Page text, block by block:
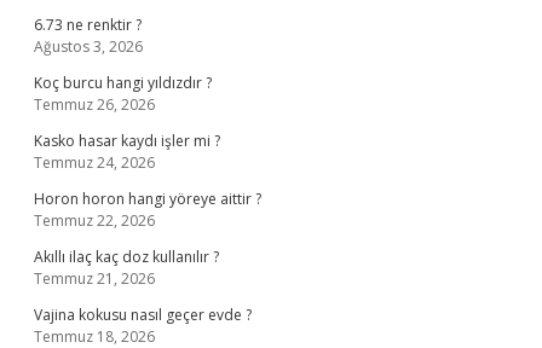
6.73 ne renktir ?
Ağustos 3, 2026
Koç burcu hangi yıldızdır ?
Temmuz 26, 2026
Kasko hasar kaydı işler mi ?
Temmuz 24, 2026
Horon horon hangi yöreye aittir ?
Temmuz 22, 2026
Akıllı ilaç kaç doz kullanılır ?
Temmuz 21, 2026
Vajina kokusu nasıl geçer evde ?
Temmuz 18, 2026